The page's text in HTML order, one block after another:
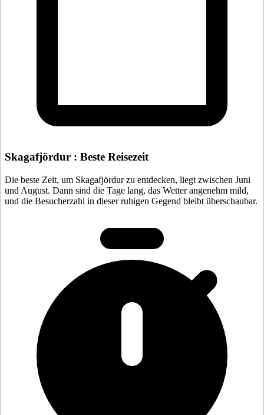
Skagafjördur : Beste Reisezeit
Die beste Zeit, um Skagafjördur zu entdecken, liegt zwischen Juni
und August. Dann sind die Tage lang, das Wetter angenehm mild,
und die Besucherzahl in dieser ruhigen Gegend bleibt überschaubar.